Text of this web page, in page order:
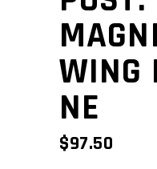
WING
NE
$97.50